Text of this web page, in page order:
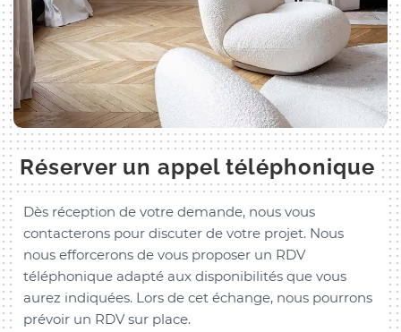
Réserver un appel téléphonique
Dès réception de votre demande, nous vous
contacterons pour discuter de votre projet. Nous
nous efforcerons de vous proposer un RDV
téléphonique adapté aux disponibilités que vous
aurez indiquées. Lors de cet échange, nous pourrons
prévoir un RDV sur place.